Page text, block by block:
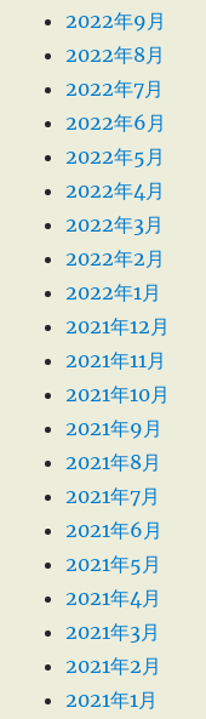
2022年9月
2022年8月
2022年7月
2022年6月
2022年5月
2022年4月
2022年3月
2022年2月
2022年1月
2021年12月
2021年11月
2021年10月
2021年9月
2021年8月
2021年7月
2021年6月
2021年5月
2021年4月
2021年3月
2021年2月
2021年1月